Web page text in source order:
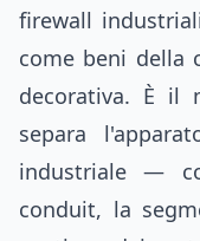
firewall
come beni della
decorativa. È il
separa
industriale —
conduit, la